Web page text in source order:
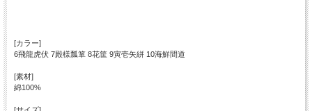
[カラー]
6飛龍虎伏 7殿様瓢箪 8花筐 9寅壱矢絣 10海鮮間道
[素材]
綿100%